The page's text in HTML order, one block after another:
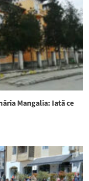
Mangalia: Iată ce